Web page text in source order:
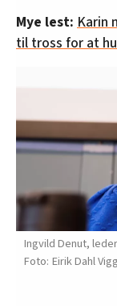
Mye lest: Karin
til tross for at
Ingvild Denut,
Eirik Dahl